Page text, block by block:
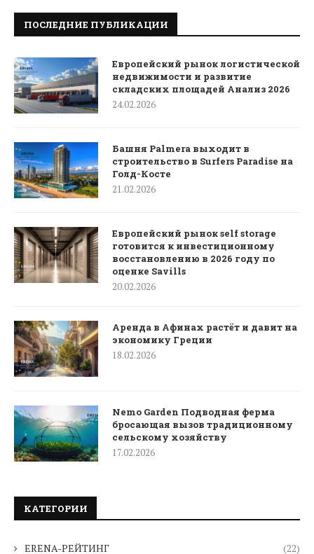
ПОСЛЕДНИЕ ПУБЛИКАЦИИ
Европейский рынок логистической
недвижимости и развитие
складских площадей Анализ 2026
24.02.2026
Башня Palmera выходит в
строительство в Surfers Paradise на
Голд-Косте
21.02.2026
Европейский рынок self storage
готовится к инвестиционному
восстановлению в 2026 году по
оценке Savills
20.02.2026
Аренда в Афинах растёт и давит на
экономику Греции
18.02.2026
Nemo Garden Подводная ферма
бросающая вызов традиционному
сельскому хозяйству
17.02.2026
КАТЕГОРИИ
ERENA-РЕЙТИНГ (22)